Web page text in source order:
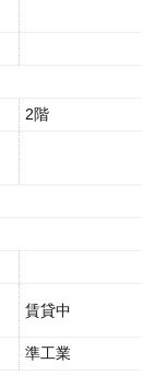
2階
賃貸中
準工業